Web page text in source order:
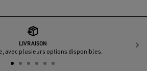
LIVRAISON
avec plusieurs options disponibles.